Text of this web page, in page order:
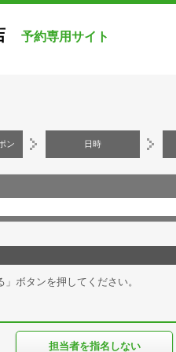
予約専用サイト
ン 日時
ボタンを押してください。
担当者を指名しない